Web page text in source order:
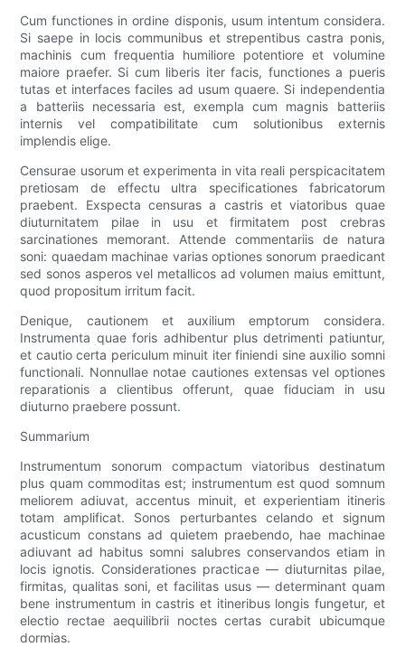
Cum functiones in ordine disponis, usum intentum considera.
Si saepe in locis communibus et strepentibus castra ponis,
machinis cum frequentia humiliore potentiore et volumine
maiore praefer. Si cum liberis iter facis, functiones a pueris
tutas et interfaces faciles ad usum quaere. Si independentia
a batteriis necessaria est, exempla cum magnis batteriis
internis vel compatibilitate cum solutionibus externis
implendis elige.
Censurae usorum et experimenta in vita reali perspicacitatem
pretiosam de effectu ultra specificationes fabricatorum
praebent. Exspecta censuras a castris et viatoribus quae
diuturnitatem pilae in usu et firmitatem post crebras
sarcinationes memorant. Attende commentariis de natura
soni: quaedam machinae varias optiones sonorum praedicant
sed sonos asperos vel metallicos ad volumen maius emittunt,
quod propositum irritum facit.
Denique, cautionem et auxilium emptorum considera.
Instrumenta quae foris adhibentur plus detrimenti patiuntur,
et cautio certa periculum minuit iter finiendi sine auxilio somni
functionali. Nonnullae notae cautiones extensas vel optiones
reparationis a clientibus offerunt, quae fiduciam in usu
diuturno praebere possunt.
Summarium
Instrumentum sonorum compactum viatoribus destinatum
plus quam commoditas est; instrumentum est quod somnum
meliorem adiuvat, accentus minuit, et experientiam itineris
totam amplificat. Sonos perturbantes celando et signum
acusticum constans ad quietem praebendo, hae machinae
adiuvant ad habitus somni salubres conservandos etiam in
locis ignotis. Considerationes practicae — diuturnitas pilae,
firmitas, qualitas soni, et facilitas usus — determinant quam
bene instrumentum in castris et itineribus longis fungetur, et
electio rectae aequilibrii noctes certas curabit ubicumque
dormias.